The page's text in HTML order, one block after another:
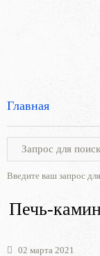
Главная
Введите ваш запрос
Печь-
02 марта 2021